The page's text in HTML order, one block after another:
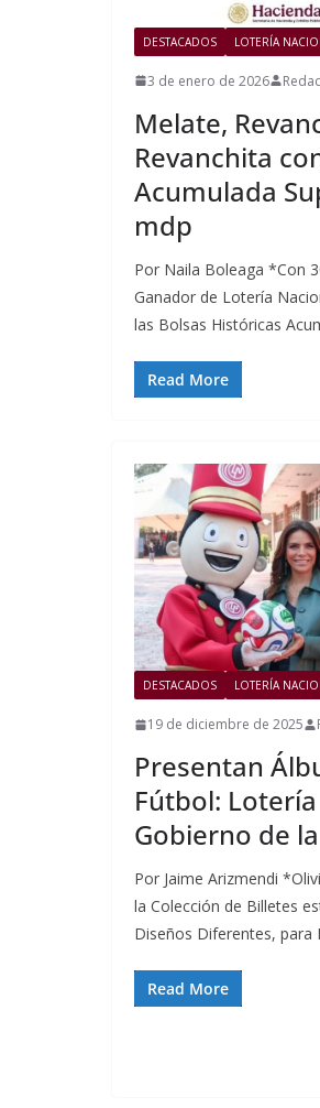
DESTACADOS LOTERÍA
3 de enero de 2026
Melate,
Revanchita
Acumulada
mdp
Por Naila Boleaga *Con
Ganador de Lotería
las Bolsas Históricas
Read More
DESTACADOS LOTERÍA
19 de diciembre de 2025
Presentan
Fútbol:
Gobierno de
Por Jaime Arizmendi
la Colección de Billetes
Diseños Diferentes, para
Read More